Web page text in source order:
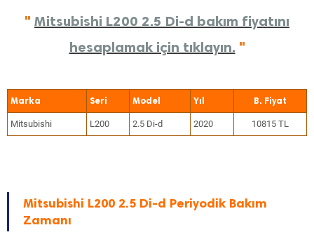
" Mitsubishi L200 2.5 Di-d bakım fiyatını
hesaplamak için tıklayın. "
Marka Seri Model Yıl
Mitsubishi L200 2.5 Di-d 2020 10815 TL
Mitsubishi L200 2.5 Di-d Periyodik Bakım
Zamanı